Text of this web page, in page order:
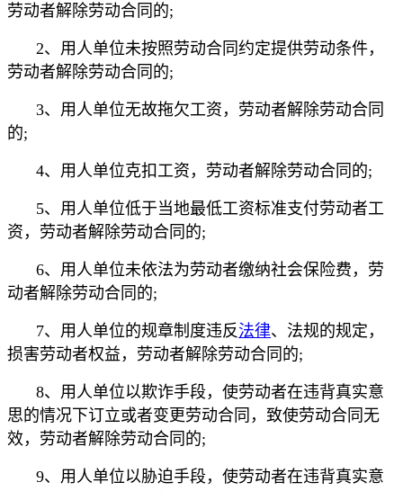
劳动者解除劳动合同的;
2、用人单位未按照劳动合同约定提供劳动条件，
劳动者解除劳动合同的;
3、用人单位无故拖欠工资，劳动者解除劳动合同
的;
4、用人单位克扣工资，劳动者解除劳动合同的;
5、用人单位低于当地最低工资标准支付劳动者工
资，劳动者解除劳动合同的;
6、用人单位未依法为劳动者缴纳社会保险费，劳
动者解除劳动合同的;
7、用人单位的规章制度违反法律、法规的规定，
损害劳动者权益，劳动者解除劳动合同的;
8、用人单位以欺诈手段，使劳动者在违背真实意
思的情况下订立或者变更劳动合同，致使劳动合同无
效，劳动者解除劳动合同的;
9、用人单位以胁迫手段，使劳动者在违背真实意